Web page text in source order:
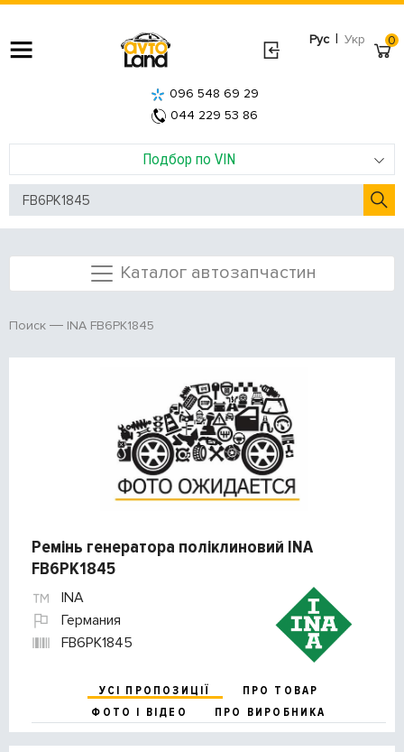
Рус | Укр
Подбор по VIN
096 548 69 29
044 229 53 86
0
Каталог автозапчастин
Поиск INA FB6PK1845
Ремінь генератора поліклиновий INA
FB6PK1845
INA
Германия
FB6PK1845
УСІ ПРОПОЗИЦІЇ
ПРО ТОВАР
ФОТО І ВІДЕО
ПРО ВИРОБНИКА